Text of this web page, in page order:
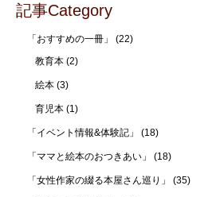
記事Category
「おすすめの一冊」
(22)
教育本 (2)
絵本 (3)
育児本 (1)
「イベント情報&体験記」 (18)
「ママと絵本のおつきあい」 (18)
「女性作家の綴る本屋さん巡り」 (35)